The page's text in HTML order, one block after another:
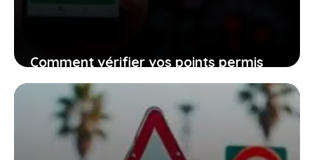
Comment vérifier vos points permis
facilement et garder le contrôle sur
votre conduite quotidienne
18 décembre 2025